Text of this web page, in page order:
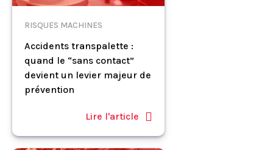
RISQUES MACHINES
Accidents transpalette :
quand le “sans contact”
devient un levier majeur de
prévention
Lire l'article